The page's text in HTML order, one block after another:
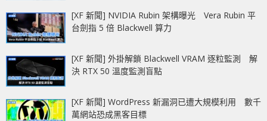
[XF 新聞] NVIDIA Rubin 架構曝光 Vera Rubin 平
台劍指 5 倍 Blackwell 算力
[XF 新聞] 外掛解鎖 Blackwell VRAM 逐粒監測 解
決 RTX 50 溫度監測盲點
[XF 新聞] WordPress 新漏洞已遭大規模利用 數千
萬網站恐成黑客目標